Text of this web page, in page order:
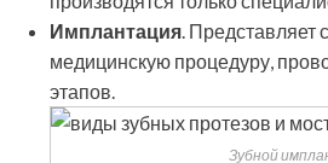
Имплантация. Представляет
медицинскую процедуру,
этапов.
Зубной